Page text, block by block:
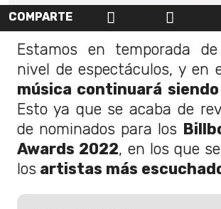
COMPARTE
Estamos en temporada
nivel de espectáculos, y en
música continuará
Esto ya que se acaba de
de nominados para los
Awards 2022, en los que
los artistas más